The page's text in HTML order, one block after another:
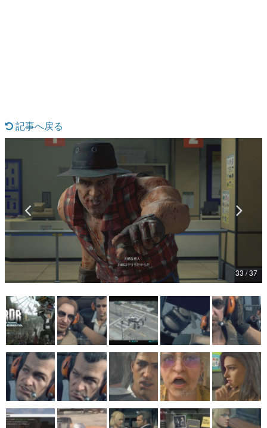
特集記事
マンガ
アプリレビュー
その他
電ファミニコゲーマーとは？
運営：株式会社マレ
記事へ戻る
33 / 37